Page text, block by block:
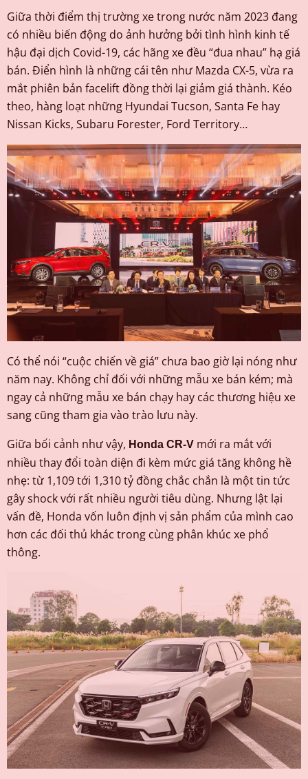
Giữa thời điểm thị trường xe trong nước năm 2023 đang
có nhiều biến động do ảnh hưởng bởi tình hình kinh tế
hậu đại dịch Covid-19, các hãng xe đều “đua nhau” hạ giá
bán. Điển hình là những cái tên như Mazda CX-5, vừa ra
mắt phiên bản facelift đồng thời lại giảm giá thành. Kéo
theo, hàng loạt những Hyundai Tucson, Santa Fe hay
Nissan Kicks, Subaru Forester, Ford Territory…
Có thể nói “cuộc chiến về giá” chưa bao giờ lại nóng như
năm nay. Không chỉ đối với những mẫu xe bán kém; mà
ngay cả những mẫu xe bán chạy hay các thương hiệu xe
sang cũng tham gia vào trào lưu này.
Giữa bối cảnh như vậy, Honda CR-V mới ra mắt với
nhiều thay đổi toàn diện đi kèm mức giá tăng không hề
nhẹ: từ 1,109 tới 1,310 tỷ đồng chắc chắn là một tin tức
gây shock với rất nhiều người tiêu dùng. Nhưng lật lại
vấn đề, Honda vốn luôn định vị sản phẩm của mình cao
hơn các đối thủ khác trong cùng phân khúc xe phổ
thông.